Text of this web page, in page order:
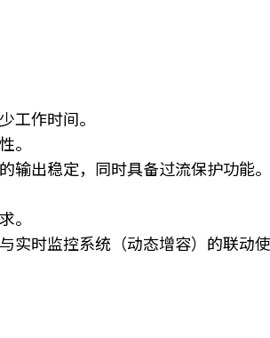
工作时间。
。
出稳定，同时具备过流保护功能。
。
时监控系统（动态增容）的联动使